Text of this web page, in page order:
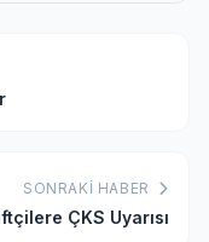
SONRAKI HABER
ÇKS Uyarısı